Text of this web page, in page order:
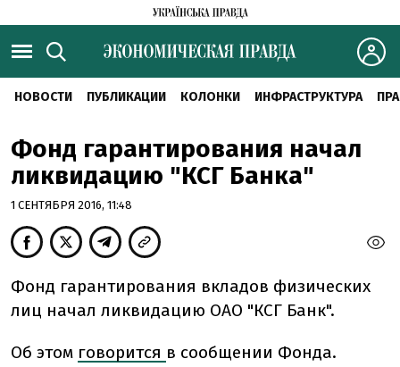
НОВОСТИ ПУБЛИКАЦИИ КОЛОНКИ ИНФРАСТРУКТУРА
Фонд гарантирования начал
ликвидацию "КСГ Банка"
1 СЕНТЯБРЯ 2016, 11:48
Фонд гарантирования вкладов физических
лиц начал ликвидацию ОАО "КСГ Банк".
Об этом говорится в сообщении Фонда.